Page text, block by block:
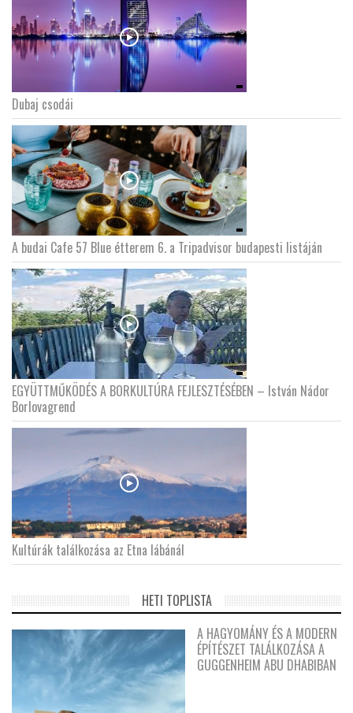
Dubaj csodái
A budai Cafe 57 Blue étterem 6. a Tripadvisor budapesti listáján
EGYÜTTMŰKÖDÉS A BORKULTÚRA FEJLESZTÉSÉBEN – István Nádor
Borlovagrend
Kultúrák találkozása az Etna lábánál
HETI TOPLISTA
A HAGYOMÁNY ÉS A MODERN
ÉPÍTÉSZET TALÁLKOZÁSA A
GUGGENHEIM ABU DHABIBAN